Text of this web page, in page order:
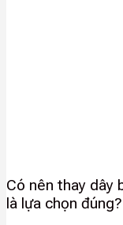
Có nên thay dây
là lựa chọn đúng?